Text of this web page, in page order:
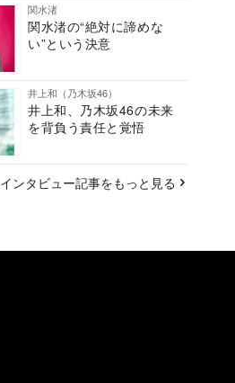
関水渚
関水渚の“絶対に諦めな
い”という決意
井上和（乃木坂46）
井上和、乃木坂46の未来
を背負う責任と覚悟
インタビュー記事をもっと見る